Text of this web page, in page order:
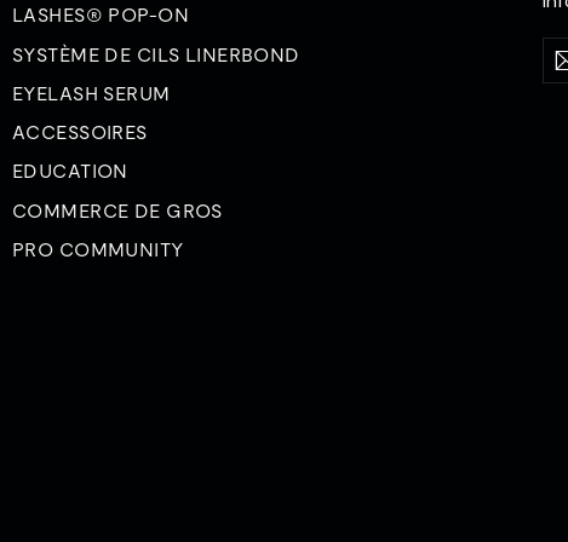
LASHES® POP-ON
SYSTÈME DE CILS LINERBOND
EYELASH SERUM
ACCESSOIRES
EDUCATION
COMMERCE DE GROS
PRO COMMUNITY